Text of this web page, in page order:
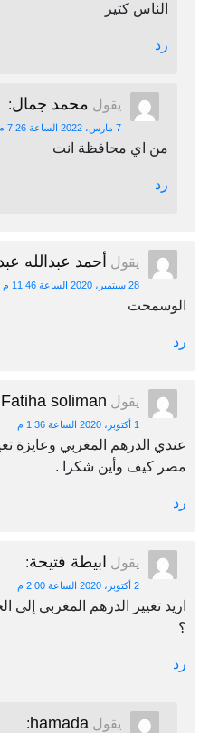
الناس كتير
رد
يقول محمد جمال:
7 مارس، 2022 الساعة 7:26 م
من اي محافظة انت
رد
يقول أحمد عبدالله
28 سبتمبر، 2020 الساعة 11:46 م
الوسمحت
رد
يقول Fatiha soliman
1 أكتوبر، 2020 الساعة 1:36 م
عندي الدرهم المغربي وعايزة
مصر كيف وأين شكرا .
رد
يقول ابيطة فتيحة:
2 أكتوبر، 2020 الساعة 2:00 م
اريد تغيير الدرهم المغربي
؟
رد
يقول hamada
: